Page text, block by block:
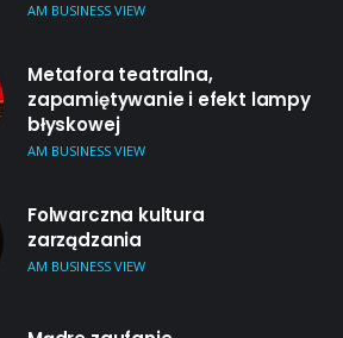
AM BUSINESS VIEW
Metafora teatralna,
zapamiętywanie i efekt lampy
błyskowej
AM BUSINESS VIEW
Folwarczna kultura
zarządzania
AM BUSINESS VIEW